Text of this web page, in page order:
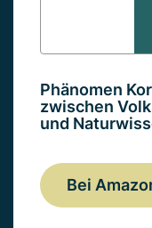
Phänomen
zwischen
und
Bei